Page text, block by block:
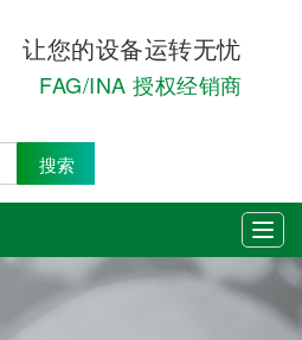
让您的设备运转无忧
FAG/INA 授权经销商
搜索